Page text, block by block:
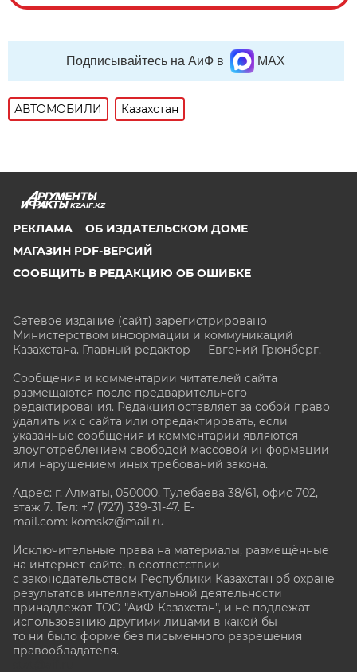
Подписывайтесь на АиФ в MAX
АВТОМОБИЛИ Казахстан
KZAIF.KZ
РЕКЛАМА
ОБ ИЗДАТЕЛЬСКОМ ДОМЕ
МАГАЗИН PDF-ВЕРСИЙ
СООБЩИТЬ В РЕДАКЦИЮ ОБ ОШИБКЕ
Сетевое издание (сайт) зарегистрировано
Министерством информации и коммуникаций
Казахстана. Главный редактор — Евгений Грюнберг.
Сообщения и комментарии читателей сайта
размещаются после предварительного
редактирования. Редакция оставляет за собой право
удалить их с сайта или отредактировать, если
указанные сообщения и комментарии являются
злоупотреблением свободой массовой информации
или нарушением иных требований закона.
Адрес: г. Алматы, 050000, Тулебаева 38/61, офис 702,
этаж 7. Тел: +7 (727) 339-31-47. E-
mail.com: komskz@mail.ru
Исключительные права на материалы, размещённые
на интернет-сайте, в соответствии
с законодательством Республики Казахстан об охране
результатов интеллектуальной деятельности
принадлежат ТОО "АиФ-Казахстан", и не подлежат
использованию другими лицами в какой бы
то ни было форме без письменного разрешения
правообладателя.